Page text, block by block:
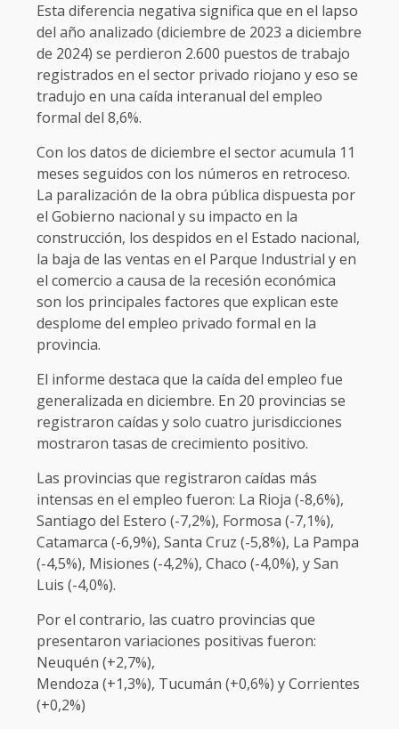
Esta diferencia negativa significa que en el lapso
del año analizado (diciembre de 2023 a diciembre
de 2024) se perdieron 2.600 puestos de trabajo
registrados en el sector privado riojano y eso se
tradujo en una caída interanual del empleo
formal del 8,6%.
Con los datos de diciembre el sector acumula 11
meses seguidos con los números en retroceso.
La paralización de la obra pública dispuesta por
el Gobierno nacional y su impacto en la
construcción, los despidos en el Estado nacional,
la baja de las ventas en el Parque Industrial y en
el comercio a causa de la recesión económica
son los principales factores que explican este
desplome del empleo privado formal en la
provincia.
El informe destaca que la caída del empleo fue
generalizada en diciembre. En 20 provincias se
registraron caídas y solo cuatro jurisdicciones
mostraron tasas de crecimiento positivo.
Las provincias que registraron caídas más
intensas en el empleo fueron: La Rioja (-8,6%),
Santiago del Estero (-7,2%), Formosa (-7,1%),
Catamarca (-6,9%), Santa Cruz (-5,8%), La Pampa
(-4,5%), Misiones (-4,2%), Chaco (-4,0%), y San
Luis (-4,0%).
Por el contrario, las cuatro provincias que
presentaron variaciones positivas fueron:
Neuquén (+2,7%),
Mendoza (+1,3%), Tucumán (+0,6%) y Corrientes
(+0,2%)